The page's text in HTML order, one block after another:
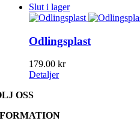
Slut i lager
Odlingsplast
179.00 kr
Detaljer
OSS